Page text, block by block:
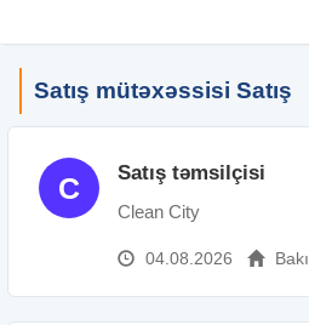
Satış mütəxəssisi Satış
C Satış təmsilçisi
Clean City
04.08.2026 Bakı